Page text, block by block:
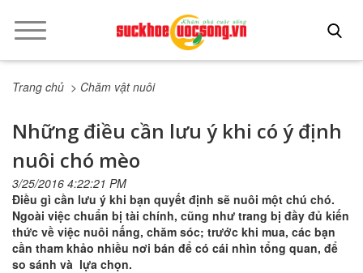
Trang chủ > Chăm vật nuôi
Những điều cần lưu ý khi có ý định
nuôi chó mèo
3/25/2016 4:22:21 PM
Điều gì cần lưu ý khi bạn quyết định sẽ nuôi một chú chó.
Ngoài việc chuẩn bị tài chính, cũng như trang bị đầy đủ kiến
thức về việc nuôi nấng, chăm sóc; trước khi mua, các bạn
cần tham khảo nhiều nơi bán để có cái nhìn tổng quan, để
so sánh và lựa chọn.